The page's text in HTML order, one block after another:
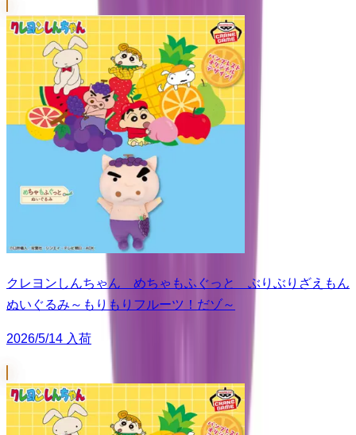
クレヨンしんちゃん めちゃもふぐっと ぶりぶりざえもん
ぬいぐるみ～もりもりフルーツ！だゾ～
2026/5/14 入荷